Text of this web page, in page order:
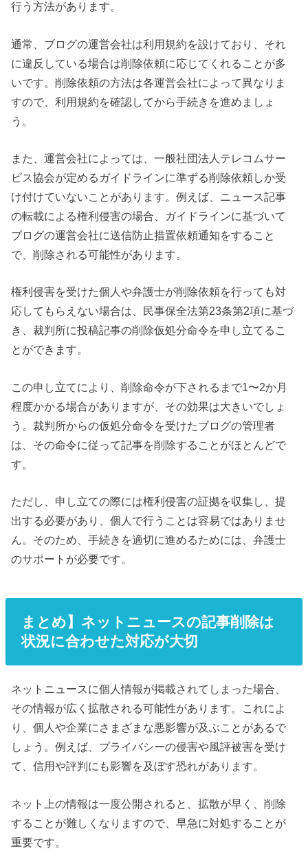
行う方法があります。
通常、ブログの運営会社は利用規約を設けており、それ
に違反している場合は削除依頼に応じてくれることが多
いです。削除依頼の方法は各運営会社によって異なりま
すので、利用規約を確認してから手続きを進めましょ
う。
また、運営会社によっては、一般社団法人テレコムサー
ビス協会が定めるガイドラインに準ずる削除依頼しか受
け付けていないことがあります。例えば、ニュース記事
の転載による権利侵害の場合、ガイドラインに基づいて
ブログの運営会社に送信防止措置依頼通知をすること
で、削除される可能性があります。
権利侵害を受けた個人や弁護士が削除依頼を行っても対
応してもらえない場合は、民事保全法第23条第2項に基づ
き、裁判所に投稿記事の削除仮処分命令を申し立てるこ
とができます。
この申し立てにより、削除命令が下されるまで1〜2か月
程度かかる場合がありますが、その効果は大きいでしょ
う。裁判所からの仮処分命令を受けたブログの管理者
は、その命令に従って記事を削除することがほとんどで
す。
ただし、申し立ての際には権利侵害の証拠を収集し、提
出する必要があり、個人で行うことは容易ではありませ
ん。そのため、手続きを適切に進めるためには、弁護士
のサポートが必要です。
まとめ】ネットニュースの記事削除は
状況に合わせた対応が大切
ネットニュースに個人情報が掲載されてしまった場合、
その情報が広く拡散される可能性があります。これによ
り、個人や企業にさまざまな悪影響が及ぶことがあるで
しょう。例えば、プライバシーの侵害や風評被害を受け
て、信用や評判にも影響を及ぼす恐れがあります。
ネット上の情報は一度公開されると、拡散が早く、削除
することが難しくなりますので、早急に対処することが
重要です。